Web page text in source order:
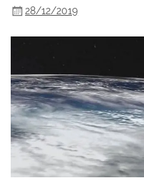
28/12/2019